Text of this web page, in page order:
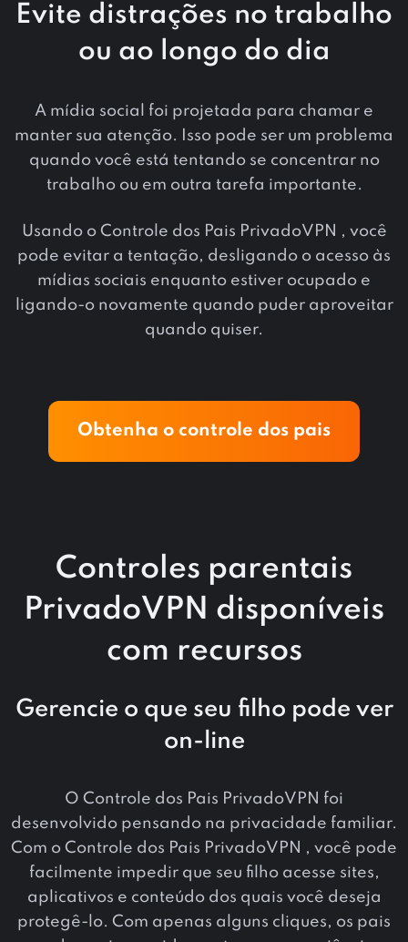
Evite distrações no trabalho
ou ao longo do dia
A mídia social foi projetada para chamar e
manter sua atenção. Isso pode ser um problema
quando você está tentando se concentrar no
trabalho ou em outra tarefa importante.
Usando o Controle dos Pais PrivadoVPN , você
pode evitar a tentação, desligando o acesso às
mídias sociais enquanto estiver ocupado e
ligando-o novamente quando puder aproveitar
quando quiser.
Obtenha o controle dos pais
Controles parentais
PrivadoVPN disponíveis
com recursos
Gerencie o que seu filho pode ver
on-line
O Controle dos Pais PrivadoVPN foi
desenvolvido pensando na privacidade familiar.
Com o Controle dos Pais PrivadoVPN , você pode
facilmente impedir que seu filho acesse sites,
aplicativos e conteúdo dos quais você deseja
protegê-lo. Com apenas alguns cliques, os pais